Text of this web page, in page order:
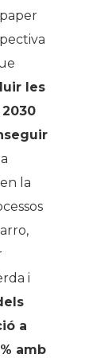
les
la
i
a
amb